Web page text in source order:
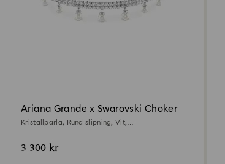
Ariana Grande x Swarovski Choker
Kristallpärla, Rund slipning, Vit,
3 300 kr